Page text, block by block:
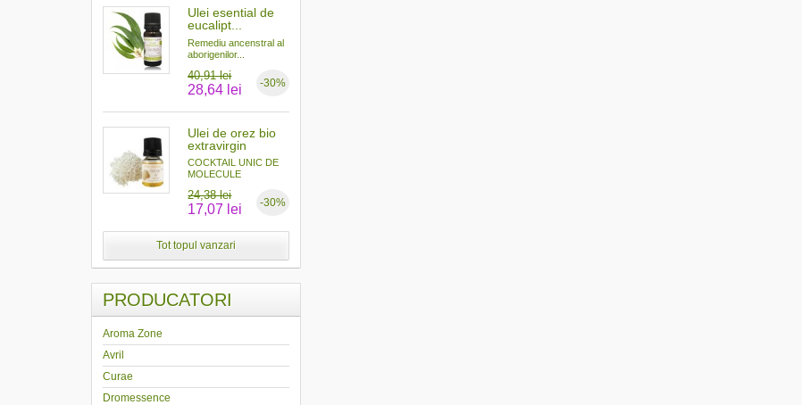
Ulei esential de
eucalipt...
Remediu ancenstral al
aborigenilor...
40,91 lei
-30%
28,64 lei
Ulei de orez bio
extravirgin
COCKTAIL UNIC DE
MOLECULE
24,38 lei
-30%
17,07 lei
Tot topul vanzari
PRODUCATORI
Aroma Zone
Avril
Curae
Dromessence